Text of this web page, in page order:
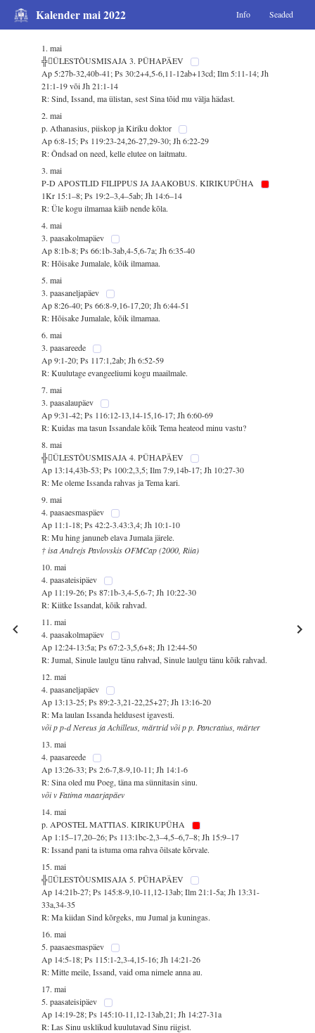
Kalender mai 2022 Info Seaded
1. mai
╬ÜLESTÕUSMISAJA 3. PÜHAPÄEV
Ap 5:27b-32,40b-41; Ps 30:2+4,5-6,11-12ab+13cd; Ilm 5:11-14; Jh
21:1-19 või Jh 21:1-14
R: Sind, Issand, ma ülistan, sest Sina tõid mu välja hädast.
2. mai
p. Athanasius, piiskop ja Kiriku doktor
Ap 6:8-15; Ps 119:23-24,26-27,29-30; Jh 6:22-29
R: Õndsad on need, kelle elutee on laitmatu.
3. mai
P-D APOSTLID FILIPPUS JA JAAKOBUS. KIRIKUPÜHA
1Kr 15:1–8; Ps 19:2–3,4–5ab; Jh 14:6–14
R: Üle kogu ilmamaa käib nende kõla.
4. mai
3. paasakolmapäev
Ap 8:1b-8; Ps 66:1b-3ab,4-5,6-7a; Jh 6:35-40
R: Hõisake Jumalale, kõik ilmamaa.
5. mai
3. paasaneljapäev
Ap 8:26-40; Ps 66:8-9,16-17,20; Jh 6:44-51
R: Hõisake Jumalale, kõik ilmamaa.
6. mai
3. paasareede
Ap 9:1-20; Ps 117:1,2ab; Jh 6:52-59
R: Kuulutage evangeeliumi kogu maailmale.
7. mai
3. paasalaupäev
Ap 9:31-42; Ps 116:12-13,14-15,16-17; Jh 6:60-69
R: Kuidas ma tasun Issandale kõik Tema heateod minu vastu?
8. mai
╬ÜLESTÕUSMISAJA 4. PÜHAPÄEV
Ap 13:14,43b-53; Ps 100:2,3,5; Ilm 7:9,14b-17; Jh 10:27-30
R: Me oleme Issanda rahvas ja Tema kari.
9. mai
4. paasaesmaspäev
Ap 11:1-18; Ps 42:2-3.43:3,4; Jh 10:1-10
R: Mu hing januneb elava Jumala järele.
† isa Andrejs Pavlovskis OFMCap (2000, Riia)
10. mai
4. paasateisipäev
Ap 11:19-26; Ps 87:1b-3,4-5,6-7; Jh 10:22-30
R: Kiitke Issandat, kõik rahvad.
11. mai
4. paasakolmapäev
Ap 12:24-13:5a; Ps 67:2-3,5,6+8; Jh 12:44-50
R: Jumal, Sinule laulgu tänu rahvad, Sinule laulgu tänu kõik rahvad.
12. mai
4. paasaneljapäev
Ap 13:13-25; Ps 89:2-3,21-22,25+27; Jh 13:16-20
R: Ma laulan Issanda heldusest igavesti.
või p p-d Nereus ja Achilleus, märtrid või p p. Pancratius, märter
13. mai
4. paasareede
Ap 13:26-33; Ps 2:6-7,8-9,10-11; Jh 14:1-6
R: Sina oled mu Poeg, täna ma sünnitasin sinu.
või v Fatima maarjapäev
14. mai
p. APOSTEL MATTIAS. KIRIKUPÜHA
Ap 1:15–17,20–26; Ps 113:1bc-2,3–4,5–6,7–8; Jh 15:9–17
R: Issand pani ta istuma oma rahva õilsate kõrvale.
15. mai
╬ÜLESTÕUSMISAJA 5. PÜHAPÄEV
Ap 14:21b-27; Ps 145:8-9,10-11,12-13ab; Ilm 21:1-5a; Jh 13:31-
33a,34-35
R: Ma kiidan Sind kõrgeks, mu Jumal ja kuningas.
16. mai
5. paasaesmaspäev
Ap 14:5-18; Ps 115:1-2,3-4,15-16; Jh 14:21-26
R: Mitte meile, Issand, vaid oma nimele anna au.
17. mai
5. paasateisipäev
Ap 14:19-28; Ps 145:10-11,12-13ab,21; Jh 14:27-31a
R: Las Sinu usklikud kuulutavad Sinu riigist.